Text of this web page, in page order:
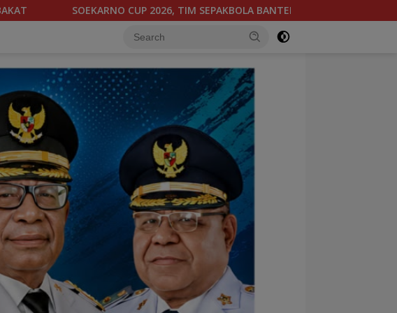
BANTENG PAPUA TENGAH BERGABUNG DI GROUP B, BERSAMA SULAWESI